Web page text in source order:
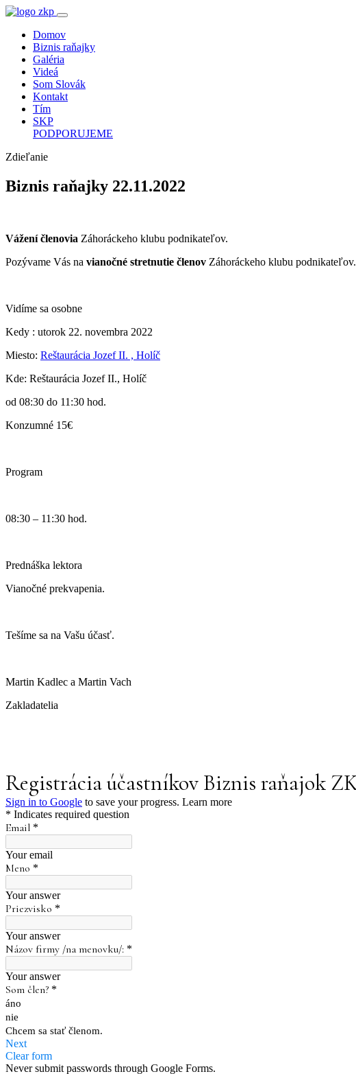
Domov
Biznis raňajky
Galéria
Videá
Som Slovák
Kontakt
Tím
SKP
PODPORUJEME
Zdieľanie
Biznis raňajky 22.11.2022
Vážení členovia Záhoráckeho klubu podnikateľov.
Pozývame Vás na vianočné stretnutie členov Záhoráckeho klubu podnikateľov.
Vidíme sa osobne
Kedy : utorok 22. novembra 2022
Miesto: Reštaurácia Jozef II. , Holíč
Kde: Reštaurácia Jozef II., Holíč
od 08:30 do 11:30 hod.
Konzumné 15€
Program
08:30 – 11:30 hod.
Prednáška lektora
Vianočné prekvapenia.
Tešíme sa na Vašu účasť.
Martin Kadlec a Martin Vach
Zakladatelia